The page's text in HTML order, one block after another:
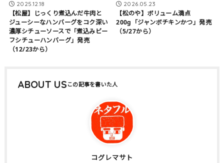
2025.12.18
【松屋】じっくり煮込んだ牛肉と
ジューシーなハンバーグをコク深い
濃厚シチューソースで「煮込みビー
フシチューハンバーグ」発売
（12/23から）
2026.05.23
【松のや】ボリューム満点
200g「ジャンボチキンかつ」発売
（5/27から）
ABOUT US
コグレマサト